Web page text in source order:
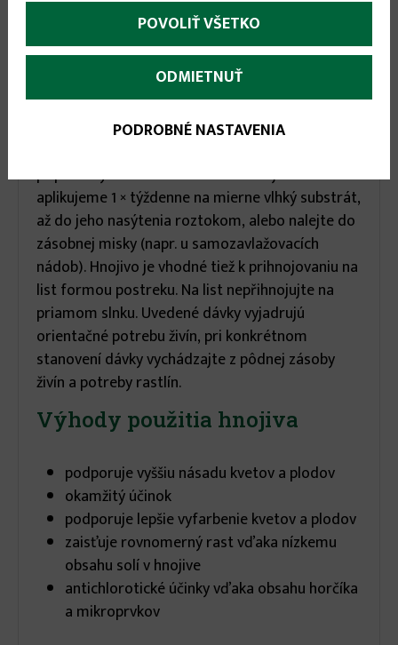
plodov a kvetov.
Dávkovanie
Do 10 l krhly s vodou vysypte 1 odmerku hnojiva (1
odmerka = 10 ml, zodpovedá 10 g hnojiva),
pripravený k zálievke. Zálievku s hnojivom
aplikujeme 1 × týždenne na mierne vlhký substrát,
až do jeho nasýtenia roztokom, alebo nalejte do
zásobnej misky (napr. u samozavlažovacích
nádob). Hnojivo je vhodné tiež k prihnojovaniu na
list formou postreku. Na list nepřihnojujte na
priamom slnku. Uvedené dávky vyjadrujú
orientačné potrebu živín, pri konkrétnom
stanovení dávky vychádzajte z pôdnej zásoby
živín a potreby rastlín.
Výhody použitia hnojiva
podporuje vyššiu násadu kvetov a plodov
okamžitý účinok
podporuje lepšie vyfarbenie kvetov a plodov
zaisťuje rovnomerný rast vďaka nízkemu
obsahu solí v hnojive
antichlorotické účinky vďaka obsahu horčíka
a mikroprvkov
POVOLIŤ VŠETKO
ODMIETNUŤ
PODROBNÉ NASTAVENIA